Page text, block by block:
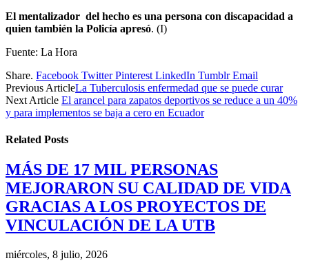
El mentalizador del hecho es una persona con discapacidad a
quien también la Policía apresó. (I)
Fuente: La Hora
Share. Facebook Twitter Pinterest LinkedIn Tumblr Email
Previous ArticleLa Tuberculosis enfermedad que se puede curar
Next Article El arancel para zapatos deportivos se reduce a un 40%
y para implementos se baja a cero en Ecuador
Related Posts
MÁS DE 17 MIL PERSONAS
MEJORARON SU CALIDAD DE VIDA
GRACIAS A LOS PROYECTOS DE
VINCULACIÓN DE LA UTB
miércoles, 8 julio, 2026